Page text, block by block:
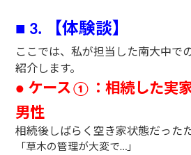
■ 3. 【体験談】
ここでは、私が担当した南大中で
紹介します。
● ケース① ：相続した実
男性
相続後しばらく空き家状態だったた
「草木の管理が大変で… 」